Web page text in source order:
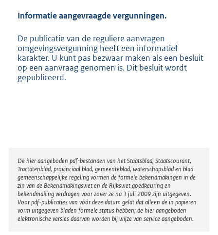
Informatie aangevraagde vergunningen.
De publicatie van de reguliere aanvragen
omgevingsvergunning heeft een informatief
karakter. U kunt pas bezwaar maken als een besluit
op een aanvraag genomen is. Dit besluit wordt
gepubliceerd.
Disclaimer
De hier aangeboden pdf-bestanden van het Staatsblad, Staatscourant,
Tractatenblad, provinciaal blad, gemeenteblad, waterschapsblad en blad
gemeenschappelijke regeling vormen de formele bekendmakingen in de
zin van de Bekendmakingswet en de Rijkswet goedkeuring en
bekendmaking verdragen voor zover ze na 1 juli 2009 zijn uitgegeven.
Voor pdf-publicaties van vóór deze datum geldt dat alleen de in papieren
vorm uitgegeven bladen formele status hebben; de hier aangeboden
elektronische versies daarvan worden bij wijze van service aangeboden.